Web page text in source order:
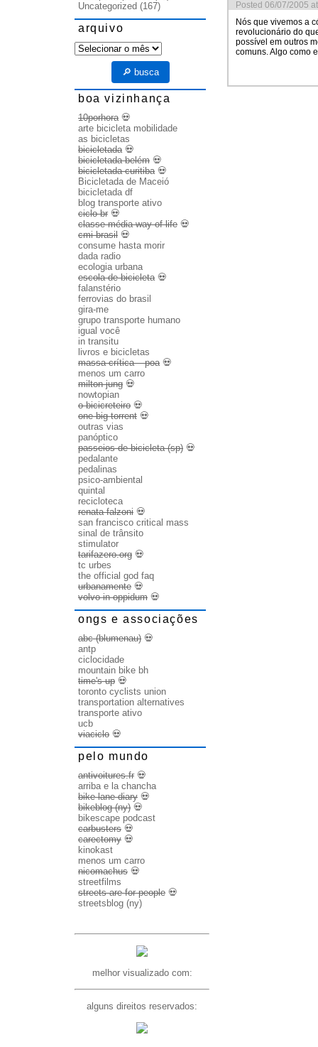
Posted 06/07/2005
Nós que vivemos a
revolucionário do
possível em outros
comuns. Algo como
Uncategorized (167)
arquivo
arquivo
🔎 busca
boa vizinhança
10porhora💀
arte bicicleta mobilidade
as bicicletas
bicicletada💀
bicicletada belém 💀
bicicletada curitiba💀
Bicicletada de Maceió
bicicletada df
blog transporte ativo
ciclo br 💀
classe média way of life 💀
cmi brasil 💀
consume hasta morir
dada radio
ecologia urbana
escola de bicicleta💀
falanstério
ferrovias do brasil
gira-me
grupo transporte humano
igual você
in transitu
livros e bicicletas
massa crítica – poa💀
menos um carro
milton jung 💀
nowtopian
o bicicreteiro 💀
one big torrent 💀
outras vias
panóptico
passeios de bicicleta (sp) 💀
pedalante
pedalinas
psico-ambiental
quintal
recicloteca
renata falzoni 💀
san francisco critical mass
sinal de trânsito
stimulator
tarifazero.org 💀
tc urbes
the official god faq
urbanamente 💀
volvo in oppidum 💀
ongs e associações
abc (blumenau) 💀
antp
ciclocidade
mountain bike bh
time's up 💀
toronto cyclists union
transportation alternatives
transporte ativo
ucb
viaciclo 💀
pelo mundo
antivoitures.fr 💀
arriba e la chancha
bike lane diary 💀
bikeblog (ny) 💀
bikescape podcast
carbusters 💀
carectomy 💀
kinokast
menos um carro
nicomachus 💀
streetfilms
streets are for people 💀
streetsblog (ny)
melhor visualizado com:
alguns direitos reservados: